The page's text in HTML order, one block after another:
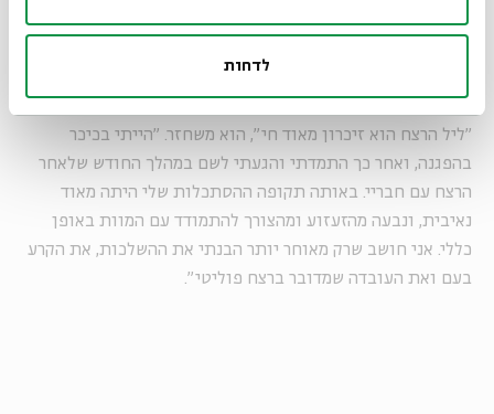
לדחות
"ליל הרצח הוא זיכרון מאוד חי", הוא משחזר. "הייתי בכיכר
בהפגנה, ואחר כך התמדתי והגעתי לשם במהלך החודש שלאחר
הרצח עם חבריי. באותה תקופה ההסתכלות שלי היתה מאוד
נאיבית, ונבעה מהזעזוע ומהצורך להתמודד עם המוות באופן
כללי. אני חושב שרק מאוחר יותר הבנתי את ההשלכות, את הקרע
בעם ואת העובדה שמדובר ברצח פוליטי".